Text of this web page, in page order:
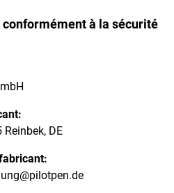
à la sécurité
DE